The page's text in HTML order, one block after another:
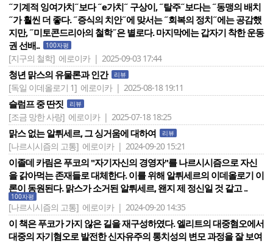
˝기계적 잉여가치˝보다 ˝e가치˝ 구상이, ˝탈주˝보다는 ˝동맹의 배치
˝가 훨씬 더 좋다. ˝증식의 치안˝에 맞서는 ˝회복의 정치˝에는 공감했
지만, ˝미토콘드리아의 철학˝은 별로다. 마지막에는 갑자기 착한 운동
권 선배..
100자평
[지구의 철학] 에로이카 | 2025-09-03 17:44
청년 맑스의 유물론과 인간 리뷰
[독일 이데올로기 1] 에로이카 | 2025-08-18 19:11
슬럼프 중 딴짓 리뷰
[조금 망한 사랑] 에로이카 | 2025-07-18 18:25
맑스 없는 알튀세르, 그 싱거움에 대하여 리뷰
[나르시시즘의 고통] 에로이카 | 2024-09-20 15:21
이졸데 카림은 푸코의 "자기자신의 경영자"를 나르시시즘으로 자신
을 갉아먹는 존재들로 대체한다. 이를 위해 알튀세르의 이데올로기 이
론이 동원된다. 맑스가 소거된 알튀세르, 왠지 제 정신일 것 같고 ..
100자평
[나르시시즘의 고통] 에로이카 | 2024-09-20 14:35
이 책은 푸코가 가지 않은 길을 재구성하였다. 엘리트의 대중혐오에서
대중의 자기혐오로 발전한 신자유주의 통치성의 변모 과정을 잘 보여